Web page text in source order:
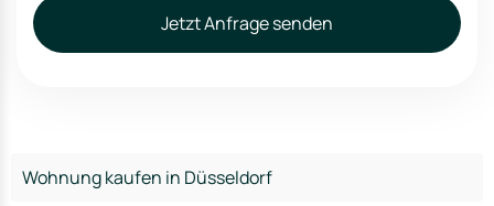
Jetzt Anfrage senden
Wohnung kaufen in Düsseldorf